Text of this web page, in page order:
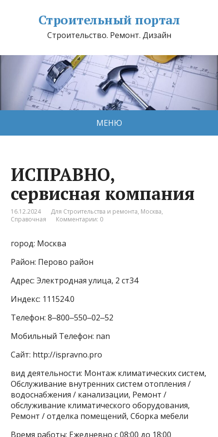
Строительный портал
Строительство. Ремонт. Дизайн
МЕНЮ
ИСПРАВНО,
сервисная компания
16.12.2024 Для Строительства и ремонта, Москва,
Справочная
Комментарии: 0
город: Москва
Район: Перово район
Адрес: Электродная улица, 2 ст34
Индекс: 111524.0
Телефон: 8‒800‒550‒02‒52
Мобильный Телефон: nan
Сайт: http://ispravno.pro
вид деятельности: Монтаж климатических систем,
Обслуживание внутренних систем отопления /
водоснабжения / канализации, Ремонт /
обслуживание климатического оборудования,
Ремонт / отделка помещений, Сборка мебели
Время работы: Ежедневно с 08:00 до 18:00